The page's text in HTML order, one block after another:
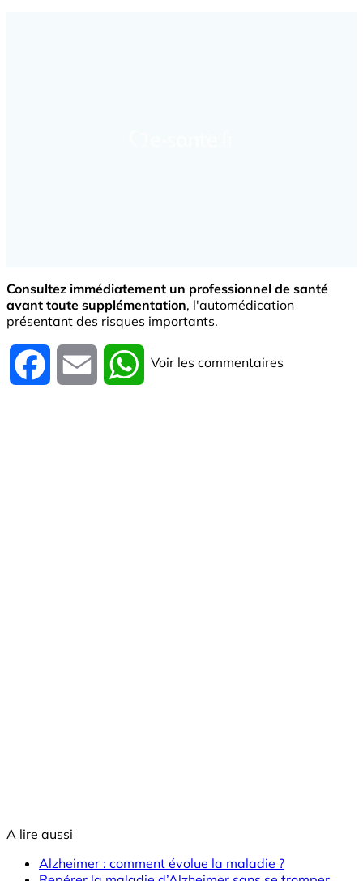
Consultez immédiatement un professionnel de santé
avant toute supplémentation, l'automédication
présentant des risques importants.
Facebook Email WhatsApp
Voir les commentaires
A lire aussi
Alzheimer : comment évolue la maladie ?